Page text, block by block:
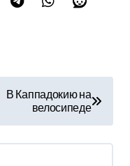
В Каппадокию на
велосипеде